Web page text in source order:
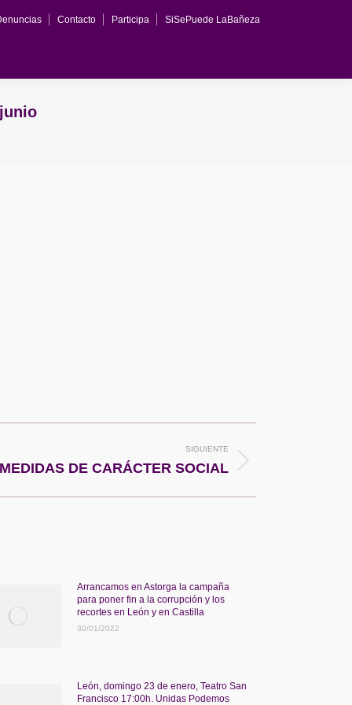
Contacto Participa SiSePuede LaBañeza
SIGUIENTE
DE CARÁCTER SOCIAL
Arrancamos en Astorga la campaña
para poner fin a la corrupción y los
recortes en León y en Castilla
30/01/2022
León, domingo 23 de enero, Teatro San
Francisco 17:00h. Unidas Podemos